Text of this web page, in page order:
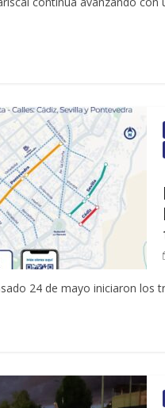
24 de mayo iniciaron los